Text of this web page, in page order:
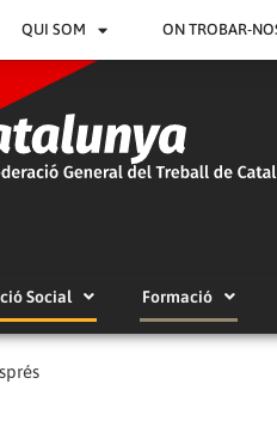
QUI SOM ON TROBAR-
Social Formació